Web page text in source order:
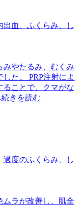
血、ふくらみ、し
みやたるみ、むくみ
た。 PRP注射によ
ることで、クマがな
きを読む
度のふくらみ、し
ムラが改善し、肌全